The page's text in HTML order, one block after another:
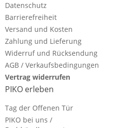
Datenschutz
Barrierefreiheit
Versand und Kosten
Zahlung und Lieferung
Widerruf und Rücksendung
AGB / Verkaufsbedingungen
Vertrag widerrufen
PIKO erleben
Tag der Offenen Tür
PIKO bei uns /